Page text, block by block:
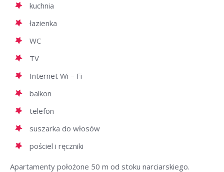
kuchnia
łazienka
WC
TV
Internet Wi – Fi
balkon
telefon
suszarka do włosów
pościel i ręczniki
Apartamenty położone 50 m od stoku narciarskiego.